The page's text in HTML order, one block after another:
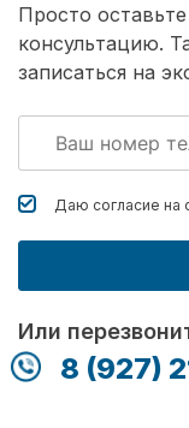
Просто
консультацию.
записаться на
Даю согласие на
Или
8 (927)